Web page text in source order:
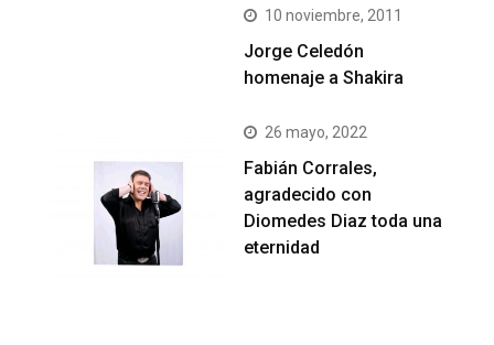
10 noviembre, 2011
Jorge Celedón
homenaje a Shakira
26 mayo, 2022
Fabián Corrales,
agradecido con
Diomedes Diaz toda una
eternidad